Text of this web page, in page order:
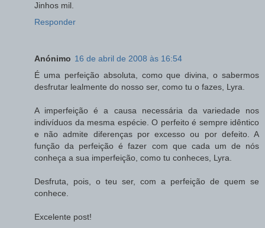
Jinhos mil.
Responder
Anónimo 16 de abril de 2008 às 16:54
É uma perfeição absoluta, como que divina, o sabermos
desfrutar lealmente do nosso ser, como tu o fazes, Lyra.
A imperfeição é a causa necessária da variedade nos
indivíduos da mesma espécie. O perfeito é sempre idêntico
e não admite diferenças por excesso ou por defeito. A
função da perfeição é fazer com que cada um de nós
conheça a sua imperfeição, como tu conheces, Lyra.
Desfruta, pois, o teu ser, com a perfeição de quem se
conhece.
Excelente post!